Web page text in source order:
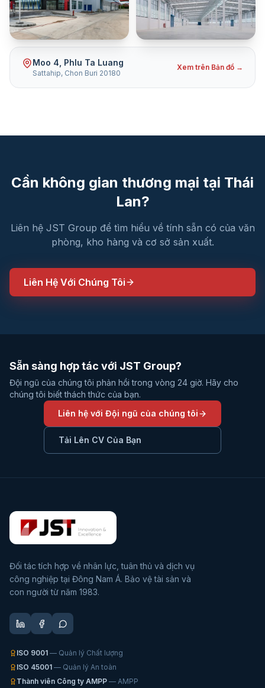
Moo 4, Phlu Ta Luang
Sattahip, Chon Buri 20180
Xem trên Bản đồ →
Cần không gian thương mại tại Thái
Lan?
Liên hệ JST Group để tìm hiểu về tính sẵn có của văn
phòng, kho hàng và cơ sở sản xuất.
Liên Hệ Với Chúng Tôi
Sẵn sàng hợp tác với JST Group?
Đội ngũ của chúng tôi phản hồi trong vòng 24 giờ. Hãy cho
chúng tôi biết thách thức của bạn.
Liên hệ với Đội ngũ của chúng tôi
Tải Lên CV Của Bạn
Đối tác tích hợp về nhân lực, tuân thủ và dịch vụ
công nghiệp tại Đông Nam Á. Bảo vệ tài sản và
con người từ năm 1983.
ISO 9001 — Quản lý Chất lượng
ISO 45001 — Quản lý An toàn
Thành viên Công ty AMPP — AMPP